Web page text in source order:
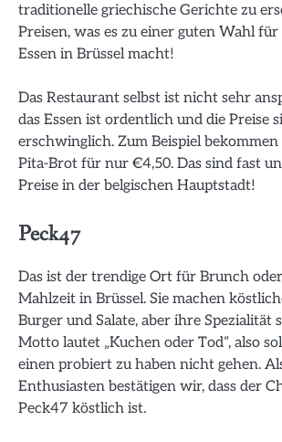
traditionelle griechische Gerichte zu
Preisen, was es zu einer guten Wahl
Essen in Brüssel macht!
Das Restaurant selbst ist nicht sehr
das Essen ist ordentlich und die Preise
erschwinglich. Zum Beispiel
Pita-Brot für nur €4,50. Das sind fast
Preise in der belgischen Hauptstadt!
Peck47
Das ist der trendige Ort für Brunch
Mahlzeit in Brüssel. Sie machen
Burger und Salate, aber ihre Spezialität
Motto lautet „Kuchen oder Tod“, also
einen probiert zu haben nicht gehen.
Enthusiasten bestätigen wir, dass der
Peck47 köstlich ist.